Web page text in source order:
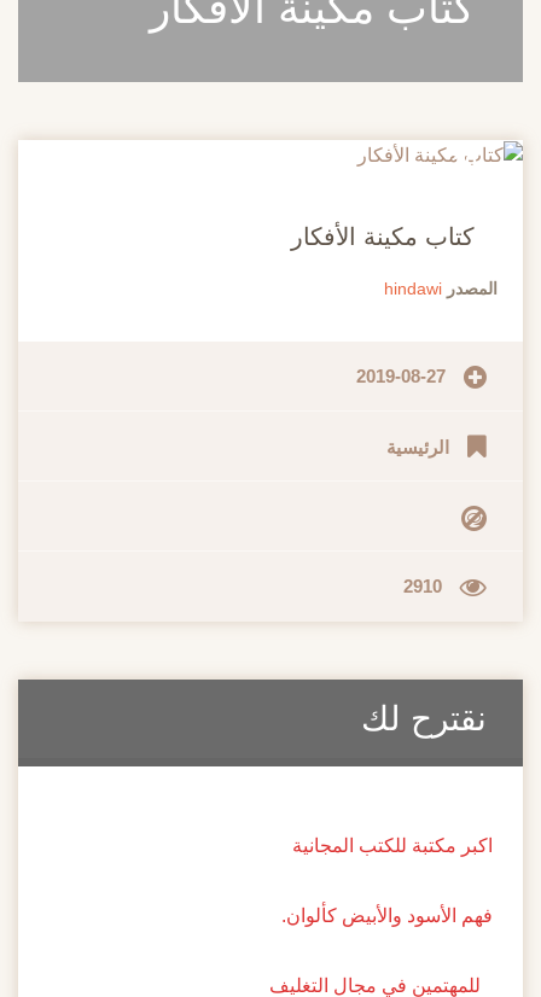
20
كتاب مكينة الأفكار
المصدر hindawi
2019-08-27
الرئيسية
2910
نقترح لك
اكبر مكتبة للكتب المجانية
فهم الأسود والأبيض كألوان.
للمهتمين في مجال التغليف